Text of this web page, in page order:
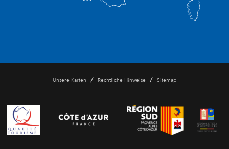
Unsere Karten / Rechtliche Hinweise / Sitemap